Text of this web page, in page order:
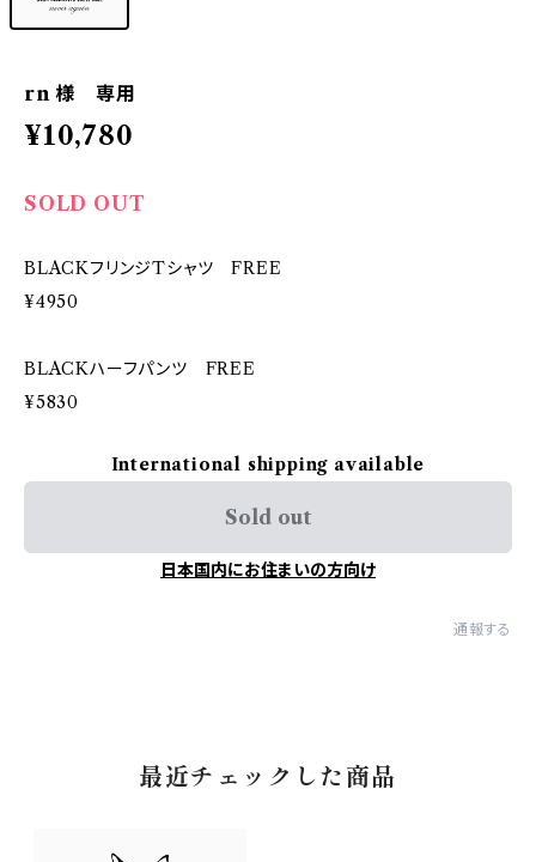
rn 様 専用
¥10,780
SOLD OUT
BLACKフリンジTシャツ FREE
¥4950
BLACKハーフパンツ FREE
¥5830
International shipping available
Sold out
日本国内にお住まいの方向け
通報する
最近チェックした商品